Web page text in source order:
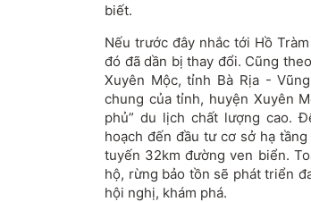
biết.
Nếu trước đây nhắc tới Hồ
đó đã dần bị thay đổi. Cũng
Xuyên Mộc, tỉnh Bà Rịa -
chung của tỉnh, huyện Xuyên
phủ” du lịch chất lượng cao.
hoạch đến đầu tư cơ sở hạ
tuyến 32km đường ven biển.
hộ, rừng bảo tồn sẽ phát triển
hội nghị, khám phá.